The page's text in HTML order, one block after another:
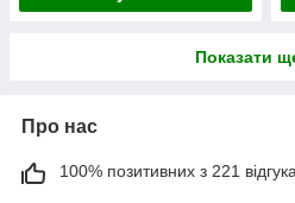
Показати
Про нас
100% позитивних з 221